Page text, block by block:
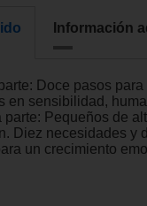
Información
Doce pasos
en sensibilidad,
parte: Pequeños de
Diez necesidades y
un crecimiento